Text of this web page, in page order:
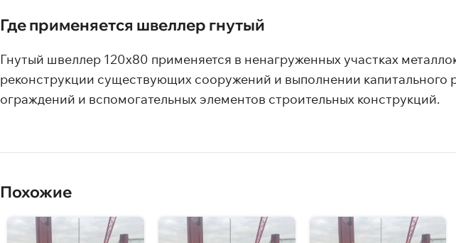
Где применяется швеллер гнутый
Гнутый швеллер 120х80 применяется в ненагруженных участках
реконструкции существующих сооружений и выполнении капитального
ограждений и вспомогательных элементов строительных конструкций.
Похожие